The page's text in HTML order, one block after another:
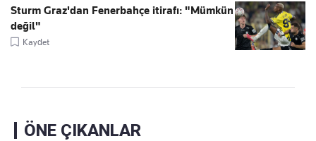
Sturm Graz'dan Fenerbahçe itirafı: "Mümkün
değil"
Kaydet
ÖNE ÇIKANLAR